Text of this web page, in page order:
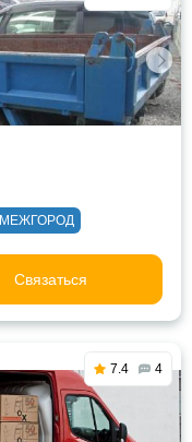
МЕЖГОРОД
Связаться
7.4 4